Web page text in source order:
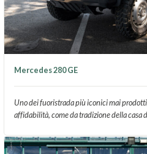
Mercedes 280 GE
Uno dei fuoristrada più iconici mai
affidabilità, come da tradizione della casa